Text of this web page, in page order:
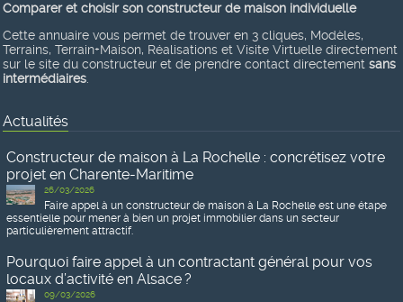
Comparer et choisir son constructeur de maison individuelle
Cette annuaire vous permet de trouver en 3 cliques, Modèles,
Terrains, Terrain+Maison, Réalisations et Visite Virtuelle directement
sur le site du constructeur et de prendre contact directement sans
intermédiaires
Actualités
Constructeur de maison à La Rochelle : concrétisez votre
projet en Charente-Maritime
26/03/2026
Faire appel à un constructeur de maison à La Rochelle est une étape
essentielle pour mener à bien un projet immobilier dans un secteur
particulièrement attractif.
Pourquoi faire appel à un contractant général pour vos
locaux d’activité en Alsace ?
09/03/2026